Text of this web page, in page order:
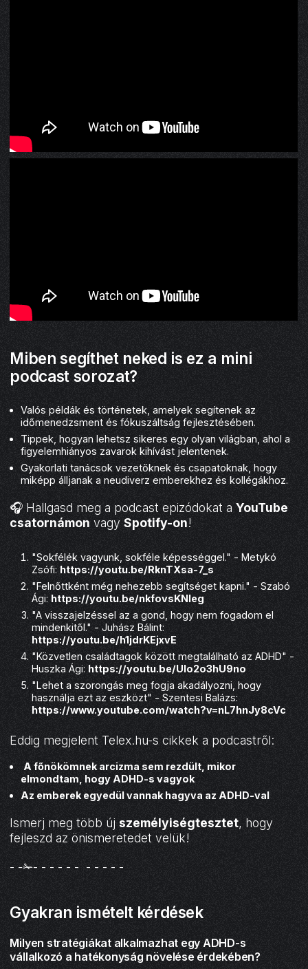
Miben segíthet neked is ez a mini
podcast sorozat?
Valós példák és történetek, amelyek segítenek az
időmenedzsment és fókuszáltság fejlesztésében.
Tippek, hogyan lehetsz sikeres egy olyan világban, ahol a
figyelemhiányos zavarok kihívást jelentenek.
Gyakorlati tanácsok vezetőknek és csapatoknak, hogy
miképp álljanak a neudiverz emberekhez és kollégákhoz.
🎧 Hallgasd meg a podcast epizódokat aYouTube
csatornámon vagySpotify-on!
"Sokfélék vagyunk, sokféle képességgel." - Metykó
Zsófi: https://youtu.be/RknTXsa-7_s
"Felnőttként még nehezebb segítséget kapni." - Szabó
Ági: https://youtu.be/nkfovsKNleg
"A visszajelzéssel az a gond, hogy nem fogadom el
mindenkitől." - Juhász Bálint:
https://youtu.be/h1jdrKEjxvE
"Közvetlen családtagok között megtalálható az ADHD" -
Huszka Ági: https://youtu.be/Ulo2o3hU9no
"Lehet a szorongás meg fogja akadályozni, hogy
használja ezt az eszközt" - Szentesi Balázs:
https://www.youtube.com/watch?v=nL7hnJy8cVc
Eddig megjelent Telex.hu-s cikkek a podcastről:
A főnökömnek arcizma sem rezdült, mikor
elmondtam, hogy ADHD-s vagyok
Az emberek egyedül vannak hagyva az ADHD-val
Ismerj meg több újszemélyiségtesztet, hogy
fejleszd az önismeretedet velük!
- -✁- - - - - - - - - - -
Gyakran ismételt kérdések
Milyen stratégiákat alkalmazhat egy ADHD-s
vállalkozó a hatékonyság növelése érdekében?